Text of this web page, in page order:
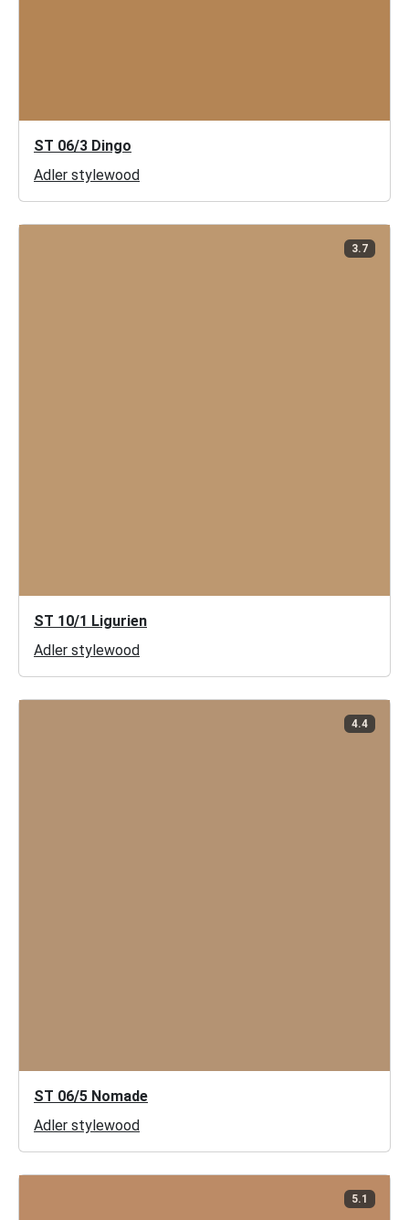
ST 06/3 Dingo
Adler stylewood
3.7
ST 10/1 Ligurien
Adler stylewood
4.4
ST 06/5 Nomade
Adler stylewood
5.1